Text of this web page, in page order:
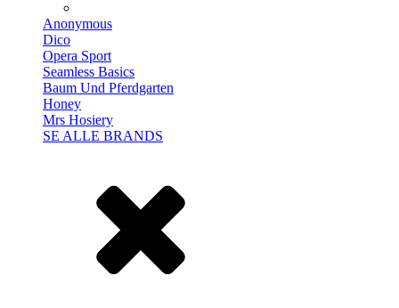
Anonymous
Dico
Opera Sport
Seamless Basics
Baum Und Pferdgarten
Honey
Mrs Hosiery
SE ALLE BRANDS